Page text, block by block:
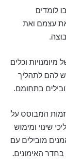
לומדים
עצמם ואת
וכלים
להם לתהליך
בתחומם.
המבוסס על
שינוי ומימוש
מובילים עם
האימונים.